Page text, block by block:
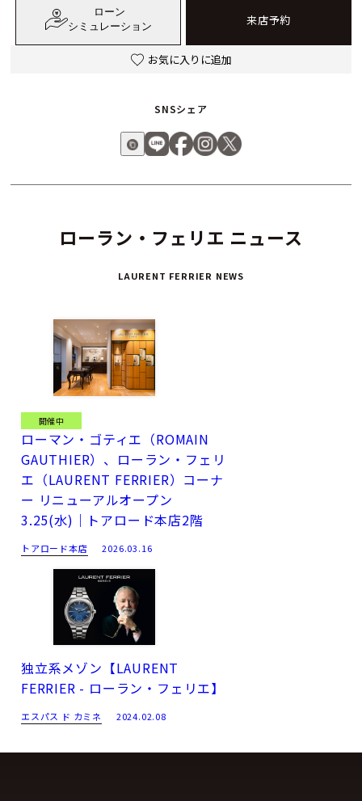
ローラン・フェリエ ニュース
LAURENT FERRIER NEWS
開催中
ローマン・ゴティエ（ROMAIN
GAUTHIER）、ローラン・フェリ
エ（LAURENT FERRIER）コーナ
ー リニューアルオープン
3.25(水)｜トアロード本店2階
トアロード本店 2026.03.16
独立系メゾン【LAURENT
FERRIER - ローラン・フェリエ】
エスパス ド カミネ 2024.02.08
ローン
シミュレーション
来店予約
お気に入りに追加
SNSシェア